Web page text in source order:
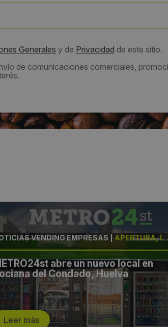
Generales y de Privacidad de este sitio.
de comunicaciones comerciales,
VENDING EMPRESAS|APERTURA, LOCAL
abre un nuevo local en
del Condado, Huelva
Leer más